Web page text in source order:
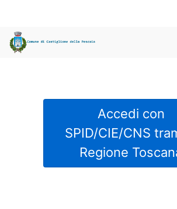
Accedi con
SPID/CIE/CNS
Regione